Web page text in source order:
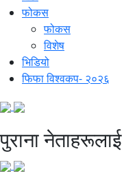
फोकस
फोकस
विशेष
भिडियो
फिफा विश्वकप- २०२६
पुराना